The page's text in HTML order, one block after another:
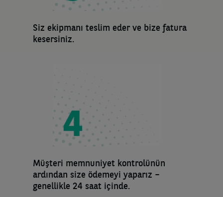
Siz ekipmanı teslim eder ve bize fatura
kesersiniz.
Müşteri memnuniyet kontrolünün
ardından size ödemeyi yaparız –
genellikle 24 saat içinde.